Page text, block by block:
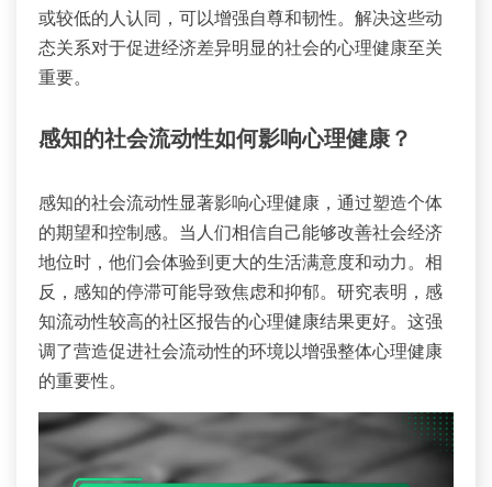
或较低的人认同，可以增强自尊和韧性。解决这些动
态关系对于促进经济差异明显的社会的心理健康至关
重要。
感知的社会流动性如何影响心理健康？
感知的社会流动性显著影响心理健康，通过塑造个体
的期望和控制感。当人们相信自己能够改善社会经济
地位时，他们会体验到更大的生活满意度和动力。相
反，感知的停滞可能导致焦虑和抑郁。研究表明，感
知流动性较高的社区报告的心理健康结果更好。这强
调了营造促进社会流动性的环境以增强整体心理健康
的重要性。